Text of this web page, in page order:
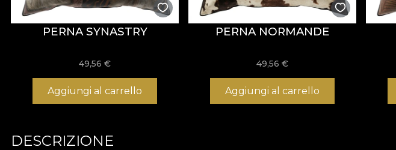
PERNA SYNASTRY
49,56€
Aggiungi al carrello
PERNA NORMANDE
49,56€
Aggiungi al carrello
DESCRIZIONE